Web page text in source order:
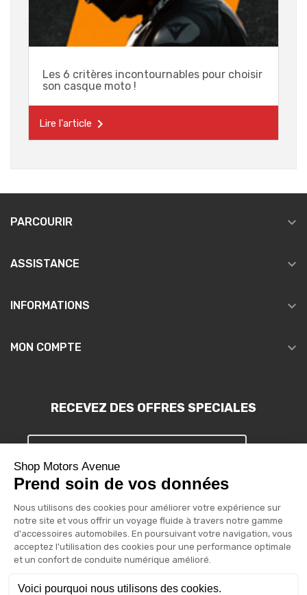
Les 6 critères incontournables pour choisir
son casque moto !
Lire l'article 
PARCOURIR 
ASSISTANCE 
INFORMATIONS 
MON COMPTE 
RECEVEZ DES OFFRES SPECIALES
Vous pouvez vous désinscrire à tout moment. Vous trouverez pour
cela nos informations de contact dans les conditions d'utilisation
du site.